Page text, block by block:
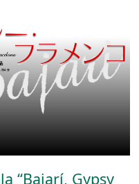
“Bajarí, Gypsy